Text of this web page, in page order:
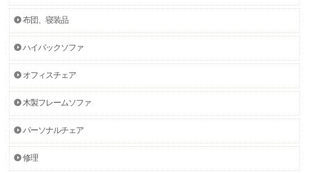
布団、寝装品
ハイバックソファ
オフィスチェア
木製フレームソファ
パーソナルチェア
修理